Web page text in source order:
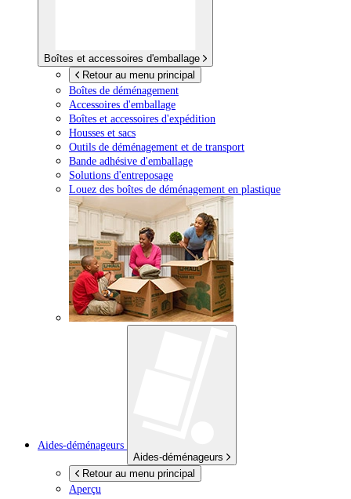
Boîtes et accessoires d'emballage
Retour au menu principal
Boîtes de déménagement
Accessoires d'emballage
Boîtes et accessoires d'expédition
Housses et sacs
Outils de déménagement et de transport
Bande adhésive d'emballage
Solutions d'entreposage
Louez des boîtes de déménagement en plastique
Aides-déménageurs
Aides-déménageurs
Retour au menu principal
Aperçu